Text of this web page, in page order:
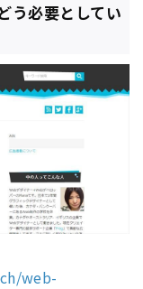
う必要としてい
web-